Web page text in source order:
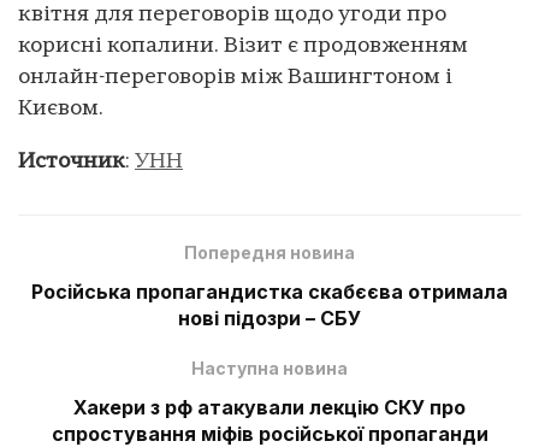
квітня для переговорів щодо угоди про
корисні копалини. Візит є продовженням
онлайн-переговорів між Вашингтоном і
Києвом.
Источник: УНН
Попередня новина
Російська пропагандистка скабєєва отримала
нові підозри – СБУ
Наступна новина
Хакери з рф атакували лекцію СКУ про
спростування міфів російської пропаганди